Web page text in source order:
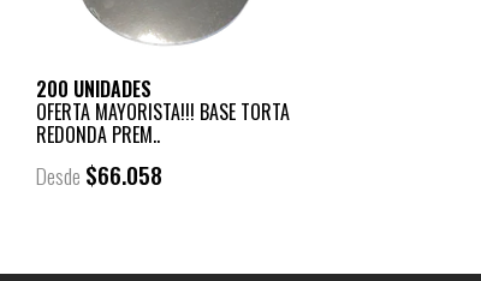
200 UNIDADES
OFERTA MAYORISTA!!! BASE TORTA
REDONDA PREM..
Desde $66.058